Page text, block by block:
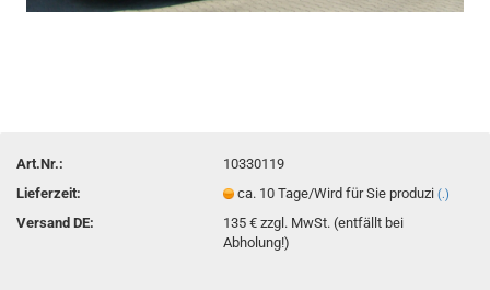
Art.Nr.:
10330119
Lieferzeit:
ca. 10 Tage/Wird für Sie produzi(.)
Versand DE:
135 € zzgl. MwSt. (entfällt bei
Abholung!)